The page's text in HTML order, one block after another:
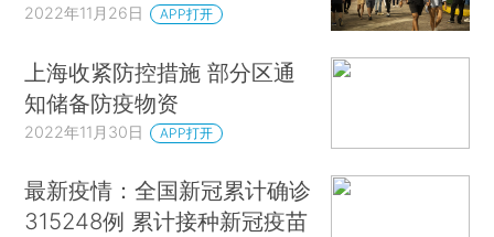
2022年11月26日 APP打开
上海收紧防控措施 部分区通
知储备防疫物资
2022年11月30日 APP打开
最新疫情：全国新冠累计确诊
315248例 累计接种新冠疫苗